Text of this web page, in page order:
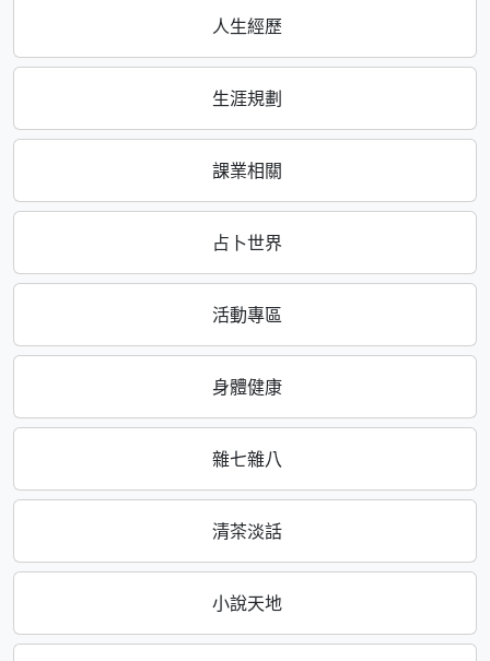
人生經歷
生涯規劃
課業相關
占卜世界
活動專區
身體健康
雜七雜八
清茶淡話
小說天地